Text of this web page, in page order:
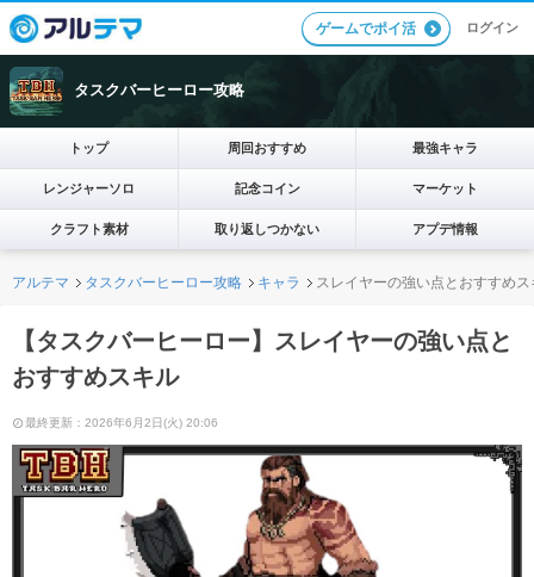
ゲームでポイ活 ログイン
タスクバーヒーロー攻略
トップ 周回おすすめ 最強キャラ
レンジャーソロ 記念コイン マーケット
クラフト素材 取り返しつかない アプデ情報
アルテマ タスクバーヒーロー攻略 キャラ スレイヤーの強い点とおすすめス
【タスクバーヒーロー】スレイヤーの強い点と
おすすめスキル
最終更新：2026年6月2日(火) 20:06